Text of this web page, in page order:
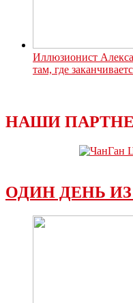
Иллюзионист
там, где
НАШИ
ОДИН ДЕНЬ